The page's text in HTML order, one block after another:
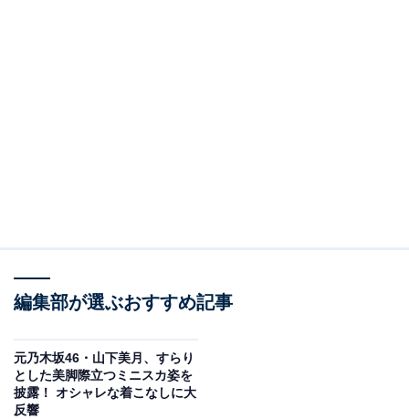
編集部が選ぶおすすめ記事
元乃木坂46・山下美月、すらり
とした美脚際立つミニスカ姿を
披露！ オシャレな着こなしに大
反響